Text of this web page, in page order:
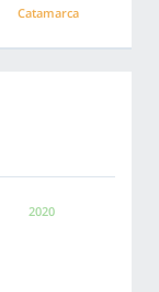
Catamarca
2020